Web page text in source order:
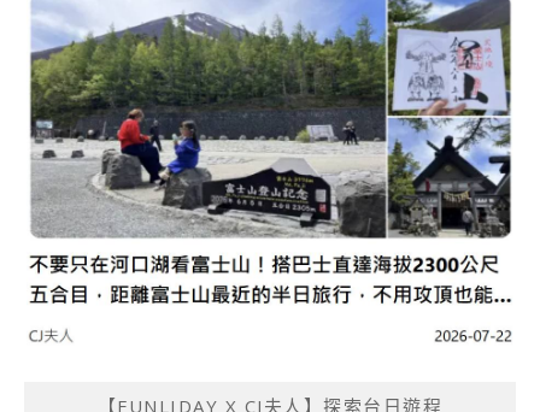
【FUNLIDAY X CJ夫人】探索台日遊程